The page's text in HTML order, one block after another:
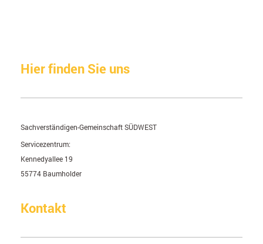
Hier finden Sie uns
Sachverständigen-Gemeinschaft SÜDWEST
Servicezentrum:
Kennedyallee 19
55774 Baumholder
Kontakt